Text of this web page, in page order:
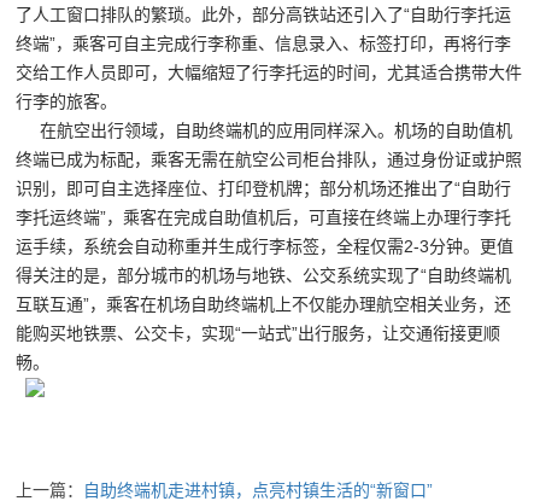
了人工窗口排队的繁琐。此外，部分高铁站还引入了“自助行李托运
终端”，乘客可自主完成行李称重、信息录入、标签打印，再将行李
交给工作人员即可，大幅缩短了行李托运的时间，尤其适合携带大件
行李的旅客。
在航空出行领域，自助终端机的应用同样深入。机场的自助值机
终端已成为标配，乘客无需在航空公司柜台排队，通过身份证或护照
识别，即可自主选择座位、打印登机牌；部分机场还推出了“自助行
李托运终端”，乘客在完成自助值机后，可直接在终端上办理行李托
运手续，系统会自动称重并生成行李标签，全程仅需2-3分钟。更值
得关注的是，部分城市的机场与地铁、公交系统实现了“自助终端机
互联互通”，乘客在机场自助终端机上不仅能办理航空相关业务，还
能购买地铁票、公交卡，实现“一站式”出行服务，让交通衔接更顺
畅。
上一篇： 自助终端机走进村镇，点亮村镇生活的“新窗口”